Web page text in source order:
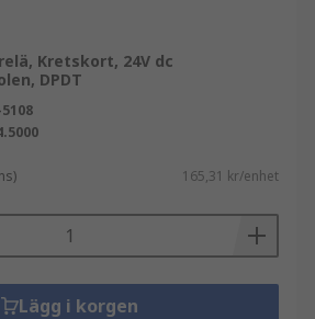
Kretskort, 24V dc
DPDT
165,31 kr/enhet
Lägg i korgen